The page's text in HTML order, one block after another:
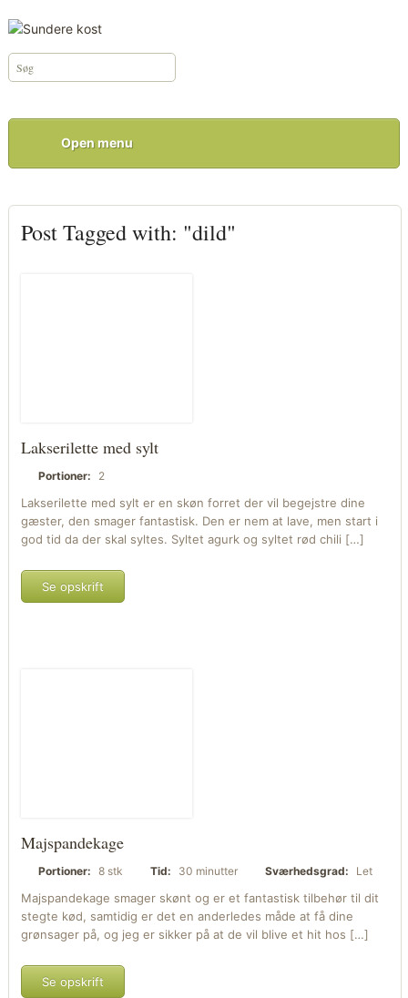
Open menu
Post Tagged with: "dild"
Lakserilette med sylt
Portioner: 2
Lakserilette med sylt er en skøn forret der vil begejstre dine
gæster, den smager fantastisk. Den er nem at lave, men start i
god tid da der skal syltes. Syltet agurk og syltet rød chili […]
Se opskrift
Majspandekage
Portioner: 8 stk Tid: 30 minutter Sværhedsgrad: Let
Majspandekage smager skønt og er et fantastisk tilbehør til dit
stegte kød, samtidig er det en anderledes måde at få dine
grønsager på, og jeg er sikker på at de vil blive et hit hos […]
Se opskrift